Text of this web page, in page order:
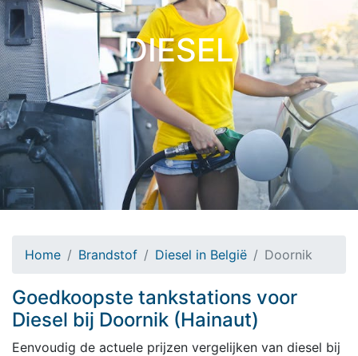
DIESEL
Home Brandstof Diesel in België Doornik
Goedkoopste tankstations voor
Diesel bij Doornik (Hainaut)
Eenvoudig de actuele prijzen vergelijken van diesel bij